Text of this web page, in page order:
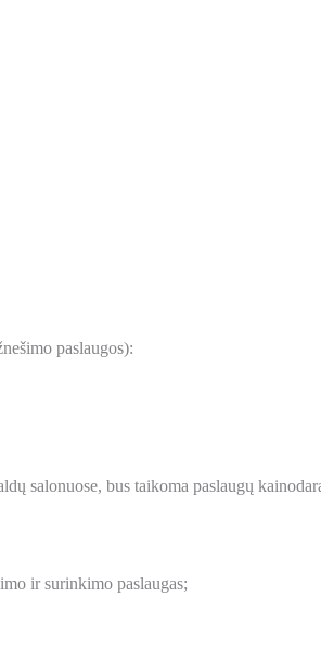
paslaugos):
salonuose, bus taikoma paslaugų
ir surinkimo paslaugas;